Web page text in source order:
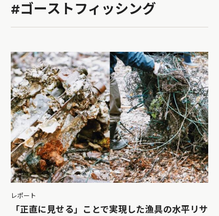
#ゴーストフィッシング
レポート
「正直に見せる」ことで実現した漁具の水平リサ